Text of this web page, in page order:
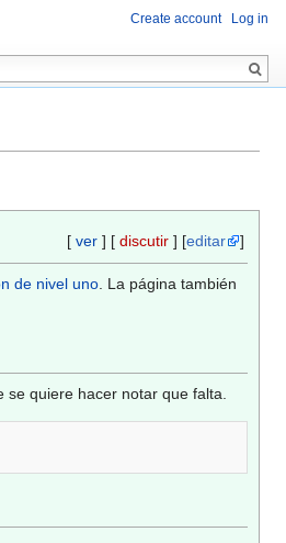
[ ver ] [ discutir ] [editar ]
de nivel uno. La página también
se quiere hacer notar que falta.
Create account Log in